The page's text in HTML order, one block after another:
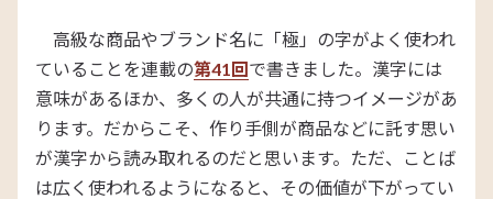
高級な商品やブランド名に「極」の字がよく使われ
ていることを連載の第41回で書きました。漢字には
意味があるほか、多くの人が共通に持つイメージがあ
ります。だからこそ、作り手側が商品などに託す思い
が漢字から読み取れるのだと思います。ただ、ことば
は広く使われるようになると、その価値が下がってい